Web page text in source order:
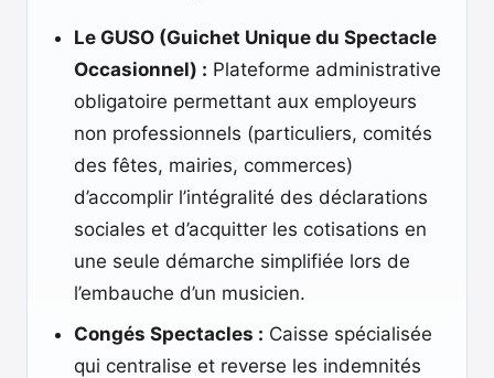
Le GUSO (Guichet Unique du Spectacle
Occasionnel) : Plateforme administrative
obligatoire permettant aux employeurs
non professionnels (particuliers, comités
des fêtes, mairies, commerces)
d’accomplir l’intégralité des déclarations
sociales et d’acquitter les cotisations en
une seule démarche simplifiée lors de
l’embauche d’un musicien.
Congés Spectacles : Caisse spécialisée
qui centralise et reverse les indemnités